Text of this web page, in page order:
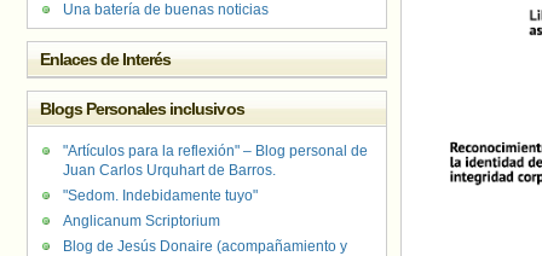
Una batería de buenas noticias
Enlaces de Interés
Blogs Personales inclusivos
"Artículos para la reflexión" – Blog personal de
Juan Carlos Urquhart de Barros.
"Sedom. Indebidamente tuyo"
Anglicanum Scriptorium
Blog de Jesús Donaire (acompañamiento y